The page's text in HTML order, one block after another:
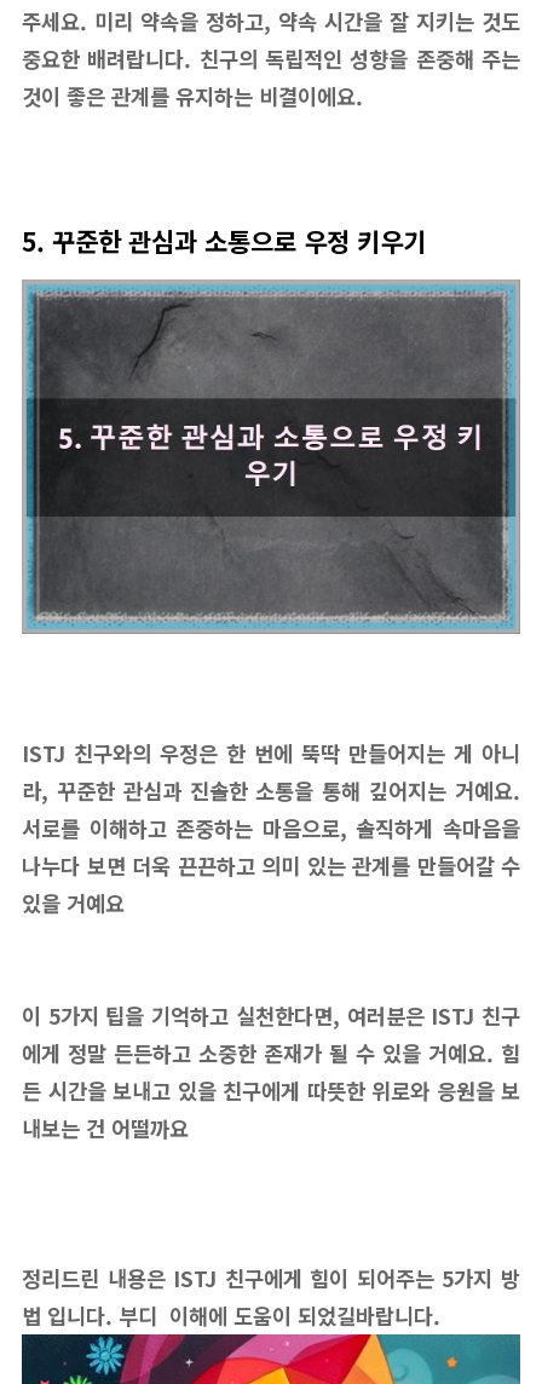
주세요. 미리 약속을 정하고, 약속 시간을 잘 지키는 것도
중요한 배려랍니다. 친구의 독립적인 성향을 존중해 주는
것이 좋은 관계를 유지하는 비결이에요.
5. 꾸준한 관심과 소통으로 우정 키우기
ISTJ 친구와의 우정은 한 번에 뚝딱 만들어지는 게 아니
라, 꾸준한 관심과 진솔한 소통을 통해 깊어지는 거예요.
서로를 이해하고 존중하는 마음으로, 솔직하게 속마음을
나누다 보면 더욱 끈끈하고 의미 있는 관계를 만들어갈 수
있을 거예요
이 5가지 팁을 기억하고 실천한다면, 여러분은 ISTJ 친구
에게 정말 든든하고 소중한 존재가 될 수 있을 거예요. 힘
든 시간을 보내고 있을 친구에게 따뜻한 위로와 응원을 보
내보는 건 어떨까요
정리드린 내용은 ISTJ 친구에게 힘이 되어주는 5가지 방
법 입니다. 부디 이해에 도움이 되었길바랍니다.